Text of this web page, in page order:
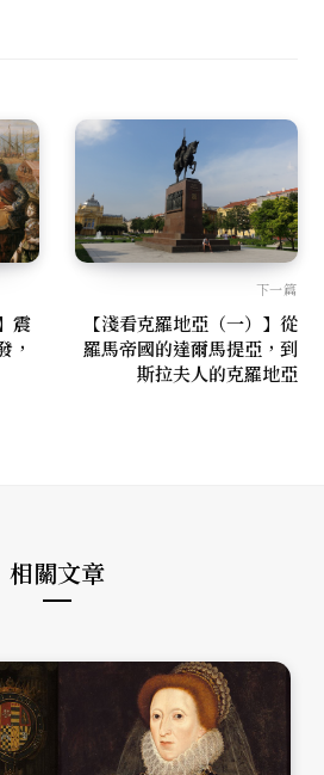
m
震
，
下一篇
【淺看克羅地亞（一）】從
羅馬帝國的達爾馬提亞，到
斯拉夫人的克羅地亞
相關文章